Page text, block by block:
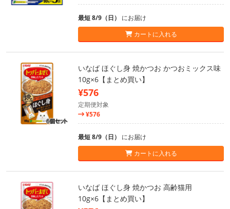
最短 8/9（日） にお届け
カートに入れる
いなば ほぐし身 焼かつお かつおミックス味
10g×6【まとめ買い】
¥576
定期便対象
¥576
最短 8/9（日） にお届け
カートに入れる
いなば ほぐし身 焼かつお 高齢猫用
10g×6【まとめ買い】